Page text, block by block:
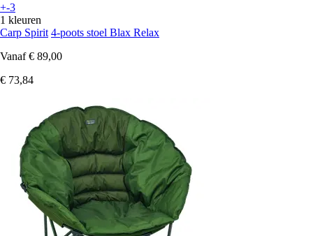
+-3
1 kleuren
Carp Spirit 4-poots stoel Blax Relax
Vanaf € 89,00
€ 73,84